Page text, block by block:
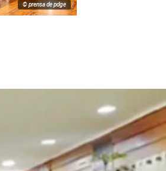
© prensa de pdge